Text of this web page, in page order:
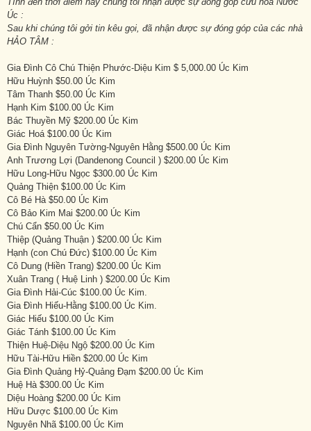
Úc :
Sau khi chúng tôi gởi tin kêu gọi, đã nhận được sự đóng góp của các nhà
HẢO TÂM :
Gia Đình Cô Chú Thiện Phước-Diệu Kim $ 5,000.00 Úc Kim
Hữu Huỳnh $50.00 Úc Kim
Tâm Thanh $50.00 Úc Kim
Hạnh Kim $100.00 Úc Kim
Bác Thuyền Mỹ $200.00 Úc Kim
Giác Hoá $100.00 Úc Kim
Gia Đình Nguyên Tường-Nguyên Hằng $500.00 Úc Kim
Anh Trương Lợi (Dandenong Council ) $200.00 Úc Kim
Hữu Long-Hữu Ngọc $300.00 Úc Kim
Quảng Thiện $100.00 Úc Kim
Cô Bé Hà $50.00 Úc Kim
Cô Bảo Kim Mai $200.00 Úc Kim
Chú Cẩn $50.00 Úc Kim
Thiệp (Quảng Thuận ) $200.00 Úc Kim
Hạnh (con Chú Đức) $100.00 Úc Kim
Cô Dung (Hiền Trang) $200.00 Úc Kim
Xuân Trang ( Huệ Linh ) $200.00 Úc Kim
Gia Đình Hải-Cúc $100.00 Úc Kim.
Gia Đình Hiếu-Hằng $100.00 Úc Kim.
Giác Hiếu $100.00 Úc Kim
Giác Tánh $100.00 Úc Kim
Thiện Huệ-Diệu Ngộ $200.00 Úc Kim
Hữu Tài-Hữu Hiền $200.00 Úc Kim
Gia Đình Quảng Hỷ-Quảng Đạm $200.00 Úc Kim
Huệ Hà $300.00 Úc Kim
Diệu Hoàng $200.00 Úc Kim
Hữu Dược $100.00 Úc Kim
Nguyên Nhã $100.00 Úc Kim